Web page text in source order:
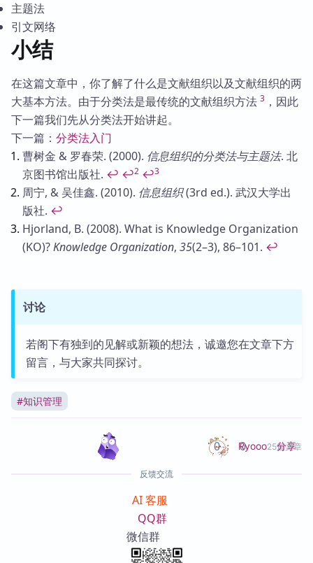
主题法
引文网络
小结
在这篇文章中，你了解了什么是文献组织以及文献组织的两
大基本方法。由于分类法是最传统的文献组织方法 3 ，因此
下一篇我们先从分类法开始讲起。
下一篇： 分类法入门
Footnotes
曹树金 & 罗春荣. (2000). 信息组织的分类法与主题法. 北
京图书馆出版社. ↩ ↩2 ↩3
周宁, & 吴佳鑫. (2010). 信息组织(3rd ed.). 武汉大学出
版社. ↩
Hjorland, B. (2008). What is Knowledge Organization
(KO)?Knowledge Organization, 35(2–3), 86–101. ↩
讨论
若阁下有独到的见解或新颖的想法，诚邀您在文章下方
留言，与大家共同探讨。
#知识管理
Ryooo25篇文章
0 0 分享
反馈交流
AI 客服
QQ群
微信群